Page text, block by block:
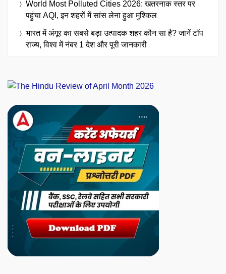
World Most Polluted Cities 2026: खतरनाक स्तर पर
पहुंचा AQI, इन शहरों में सांस लेना हुआ मुश्किल
भारत में अंगूर का सबसे बड़ा उत्पादक शहर कौन सा है? जानें टॉप
राज्य, विश्व में नंबर 1 देश और पूरी जानकारी